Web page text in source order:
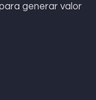
generar valor